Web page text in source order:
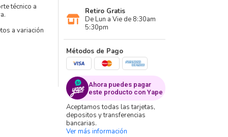
técnico a
a variación
Retiro Gratis
De Lun a Vie de 8:30am
5:30pm
Métodos de Pago
Ahora puedes pagar
este producto con Yape
Aceptamos todas las tarjetas,
depositos y transferencias
bancarias.
Ver más información